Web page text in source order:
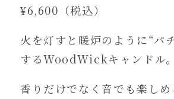
¥6,600（税込）
火を灯すと暖炉のように“パ
するWoodWickキャンドル。
香りだけでなく音でも楽しめ